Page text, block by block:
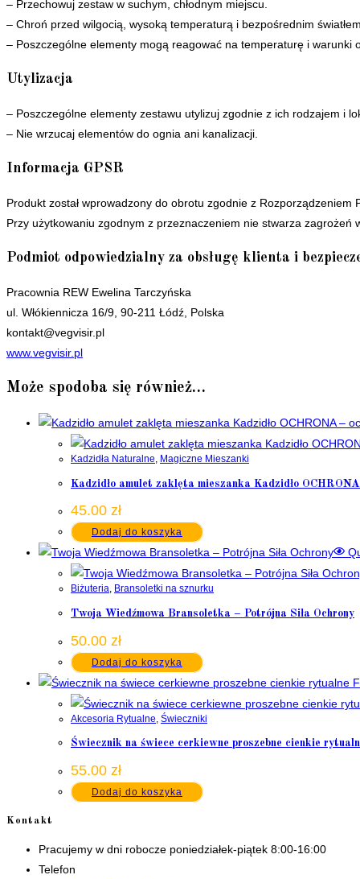
– Przechowuj zestaw w suchym, chłodnym miejscu.
– Chroń przed wilgocią, wysoką temperaturą i bezpośrednim
– Poszczególne elementy mogą reagować na temperaturę i warunki
Utylizacja
– Poszczególne elementy zestawu utylizuj zgodnie z ich rodzajem i
– Nie wrzucaj elementów do ognia ani kanalizacji.
Informacja GPSR
Produkt został wprowadzony do obrotu zgodnie z
Przy użytkowaniu zgodnym z przeznaczeniem nie stwarza
Podmiot odpowiedzialny za obsługę klienta i
Pracownia REW Ewelina Tarczyńska
ul. Włókiennicza 16/9, 90-211 Łódź, Polska
kontakt@vegvisir.pl
www.vegvisir.pl
Może spodoba się również…
Kadzidła Naturalne, Magiczne Mieszanki
Kadzidło amulet zaklęta mieszanka Kadzidło
45.00 zł
Dodaj do koszyka
Biżuteria, Bransoletki na sznurku
Twoja Wiedźmowa Bransoletka – Potrójna Siła Ochrony
50.00 zł
Dodaj do koszyka
Akcesoria Rytualne Świeczniki
Świecznik na świece cerkiewne proszebne cienkie
55.00 zł
Dodaj do koszyka
Kontakt
Pracujemy w dni robocze poniedziałek-piątek 8:00-16:00
Telefon